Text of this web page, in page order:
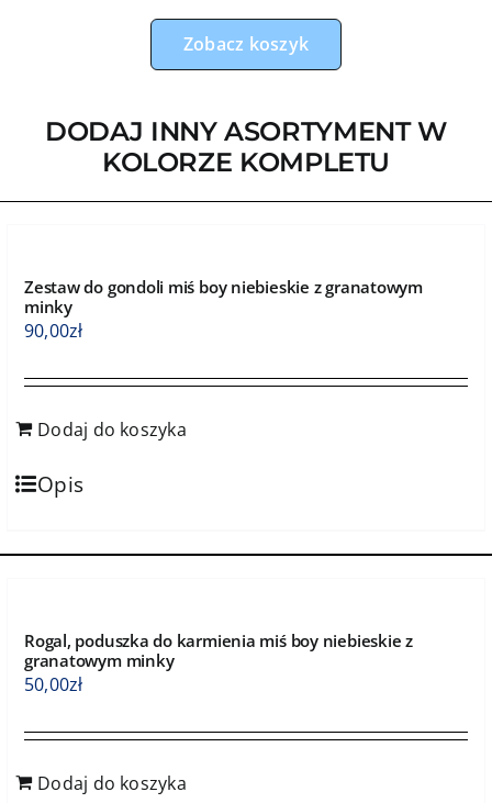
Zobacz koszyk
DODAJ INNY ASORTYMENT W
KOLORZE KOMPLETU
Zestaw do gondoli miś boy niebieskie z granatowym
minky
90,00zł
Dodaj do koszyka
Opis
Rogal, poduszka do karmienia miś boy niebieskie z
granatowym minky
50,00zł
Dodaj do koszyka